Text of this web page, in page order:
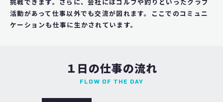
挑戦できます。さらに、会社にはゴルフや釣りといったクラブ
活動があって仕事以外でも交流が図れます。ここでのコミュニ
ケーションも仕事に生かされています。
１日の仕事の流れ
FLOW OF THE DAY